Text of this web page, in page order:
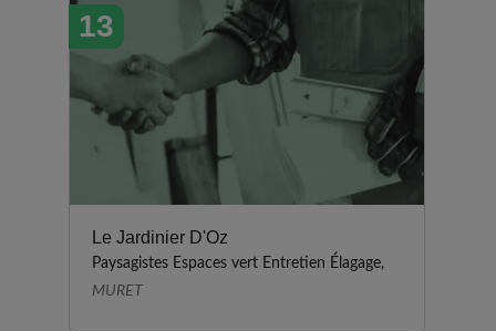
13
Le Jardinier D'Oz
Paysagistes Espaces vert Entretien Élagage,
MURET